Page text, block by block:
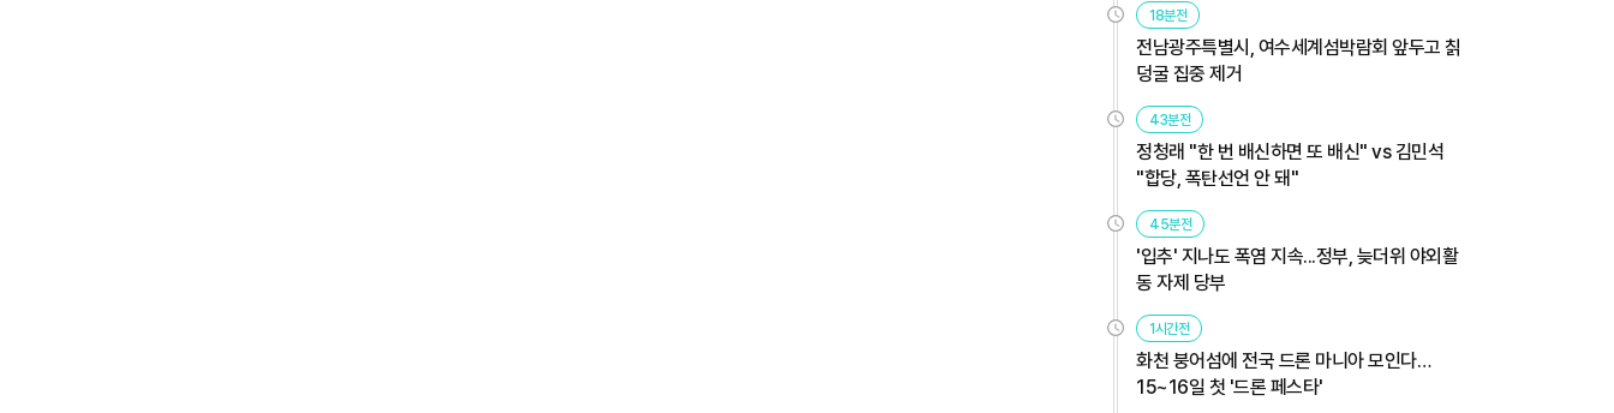
18분전
전남광주특별시, 여수세계섬박람회 앞두고 칡
덩굴 집중 제거
43분전
정청래 "한 번 배신하면 또 배신" vs 김민석
"합당, 폭탄선언 안 돼"
45분전
'입추' 지나도 폭염 지속...정부, 늦더위 야외활
동 자제 당부
1시간전
화천 붕어섬에 전국 드론 마니아 모인다…
15~16일 첫 '드론 페스타'